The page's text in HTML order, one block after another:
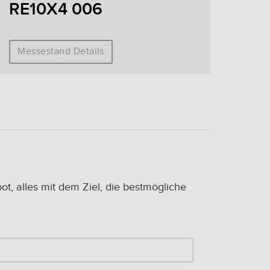
RE10X4 006
Messestand Details
alles mit dem Ziel, die bestmögliche